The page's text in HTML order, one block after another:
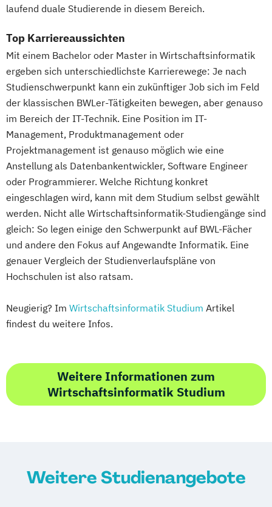
laufend duale Studierende in diesem Bereich.
Top Karriereaussichten
Mit einem Bachelor oder Master in Wirtschaftsinformatik
ergeben sich unterschiedlichste Karrierewege: Je nach
Studienschwerpunkt kann ein zukünftiger Job sich im Feld
der klassischen BWLer-Tätigkeiten bewegen, aber genauso
im Bereich der IT-Technik. Eine Position im IT-
Management, Produktmanagement oder
Projektmanagement ist genauso möglich wie eine
Anstellung als Datenbankentwickler, Software Engineer
oder Programmierer. Welche Richtung konkret
eingeschlagen wird, kann mit dem Studium selbst gewählt
werden. Nicht alle Wirtschaftsinformatik-Studiengänge sind
gleich: So legen einige den Schwerpunkt auf BWL-Fächer
und andere den Fokus auf Angewandte Informatik. Eine
genauer Vergleich der Studienverlaufspläne von
Hochschulen ist also ratsam.
Neugierig? Im Wirtschaftsinformatik Studium Artikel
findest du weitere Infos.
Weitere Informationen zum
Wirtschaftsinformatik Studium
Weitere Studienangebote